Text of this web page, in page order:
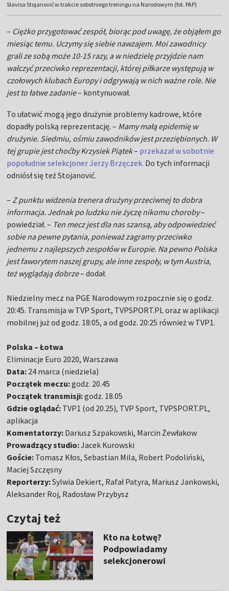
Slavisa Stojanović w trakcie sobotniego treningu na Narodowym (fot. PAP)
– Ciężko przygotować zespół, biorąc pod uwagę, że objąłem go
miesiąc temu. Uczymy się siebie nawzajem. Moi zawodnicy
grali ze sobą może 10-15 razy, a w niedzielę przyjdzie nam
walczyć przeciwko reprezentacji, której piłkarze występują w
czołowych klubach Europy i odgrywają w nich ważne role. Nie
jest to łatwe zadanie– kontynuował.
To ułatwić mogą jego drużynie problemy kadrowe, które
dopadły polską reprezentację. – Mamy małą epidemię w
drużynie. Siedmiu, ośmiu zawodników jest przeziębionych. W
tej grupie jest choćby Krzysiek Piątek– przekazał w sobotnie
popołudnie selekcjoner Jerzy Brzęczek. Do tych informacji
odniósł się też Stojanović.
–Z punktu widzenia trenera drużyny przeciwnej to dobra
informacja. Jednak po ludzku nie życzę nikomu choroby–
powiedział. – Ten mecz jest dla nas szansą, aby odpowiedzieć
sobie na pewne pytania, ponieważ zagramy przeciwko
jednemu z najlepszych zespołów w Europie. Na pewno Polska
jest faworytem naszej grupy, ale inne zespoły, w tym Austria,
też wyglądają dobrze– dodał.
Niedzielny mecz na PGE Narodowym rozpocznie się o godz.
20:45. Transmisja w TVP Sport, TVPSPORT.PL oraz w aplikacji
mobilnej już od godz. 18:05, a od godz. 20:25 również w TVP1.
Polska – Łotwa
Eliminacje Euro 2020, Warszawa
Data: 24 marca (niedziela)
Początek meczu:godz. 20.45
Początek transmisji:godz. 18.05
Gdzie oglądać: TVP1 (od 20.25), TVP Sport, TVPSPORT.PL,
aplikacja
Komentatorzy: Dariusz Szpakowski, Marcin Żewłakow
Prowadzący studio:Jacek Kurowski
Goście: Tomasz Kłos, Sebastian Mila, Robert Podoliński,
Maciej Szczęsny
Reporterzy:Sylwia Dekiert, Rafał Patyra, Mariusz Jankowski,
Aleksander Roj, Radosław Przybysz
Czytaj też
Kto na Łotwę?
Podpowiadamy
selekcjonerowi